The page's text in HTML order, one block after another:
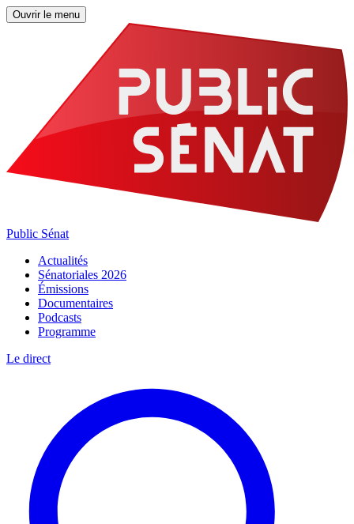
Ouvrir le menu
Public Sénat
Actualités
Sénatoriales 2026
Émissions
Documentaires
Podcasts
Programme
Le direct